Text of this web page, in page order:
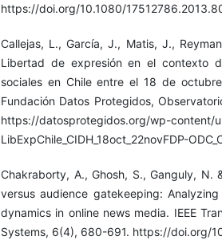
https://doi.org/10.1080/
Callejas, L., García, J., Matis, J.,
Libertad de expresión en el contexto
sociales en Chile entre el 18 de
Fundación Datos Protegidos,
https://datosprotegidos.org/wp-content/
LibExpChile_CIDH_18oct_22novFDP-
Chakraborty, A., Ghosh, S., Ganguly, N.
versus audience gatekeeping:
dynamics in online news media. IEEE
Systems, 6(4), 680-691. https://doi.org/